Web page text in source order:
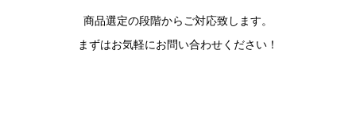
商品選定の段階からご対応致します。
まずはお気軽にお問い合わせください！